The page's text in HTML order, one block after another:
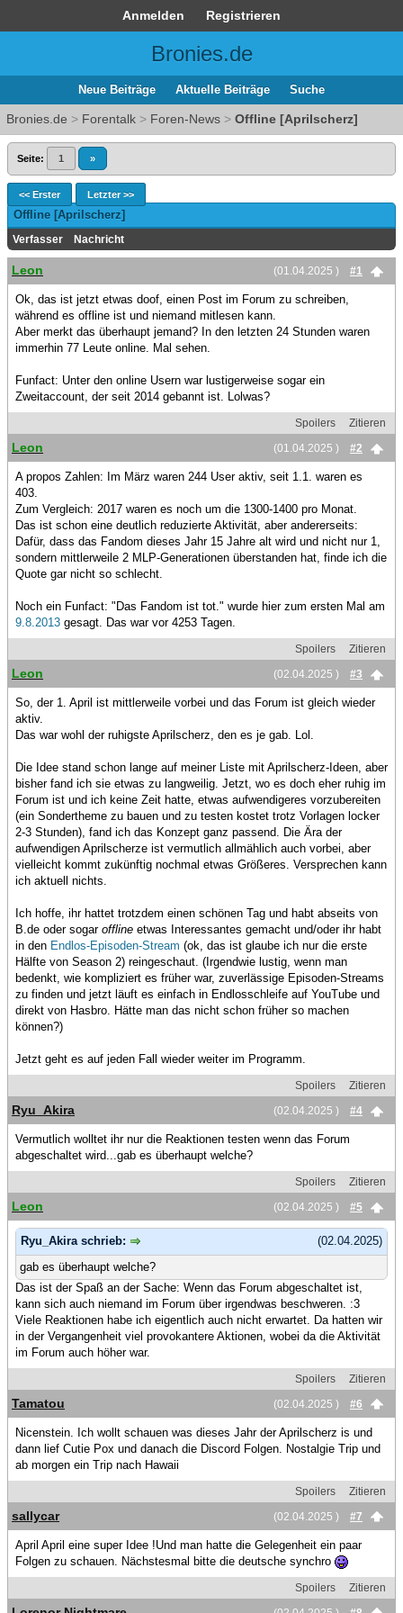
Anmelden Registrieren
Bronies.de
Neue Beiträge Aktuelle Beiträge Suche
Bronies.de > Forentalk > Foren-News > Offline [Aprilscherz]
Seite: 1 »
<< Erster Letzter >>
Offline [Aprilscherz]
Verfasser Nachricht
(01.04.2025 ) #1
Leon
Ok, das ist jetzt etwas doof, einen Post im Forum zu schreiben,
während es offline ist und niemand mitlesen kann.
Aber merkt das überhaupt jemand? In den letzten 24 Stunden waren
immerhin 77 Leute online. Mal sehen.
Funfact: Unter den online Usern war lustigerweise sogar ein
Zweitaccount, der seit 2014 gebannt ist. Lolwas?
Spoilers
Zitieren
(01.04.2025 )
#2
Leon
A propos Zahlen: Im März waren 244 User aktiv, seit 1.1. waren es
403.
Zum Vergleich: 2017 waren es noch um die 1300-1400 pro Monat.
Das ist schon eine deutlich reduzierte Aktivität, aber andererseits:
Dafür, dass das Fandom dieses Jahr 15 Jahre alt wird und nicht nur 1,
sondern mittlerweile 2 MLP-Generationen überstanden hat, finde ich die
Quote gar nicht so schlecht.
Noch ein Funfact: "Das Fandom ist tot." wurde hier zum ersten Mal am
9.8.2013 gesagt. Das war vor 4253 Tagen.
Spoilers
Zitieren
(02.04.2025 )
#3
Leon
So, der 1. April ist mittlerweile vorbei und das Forum ist gleich wieder
aktiv.
Das war wohl der ruhigste Aprilscherz, den es je gab. Lol.
Die Idee stand schon lange auf meiner Liste mit Aprilscherz-Ideen, aber
bisher fand ich sie etwas zu langweilig. Jetzt, wo es doch eher ruhig im
Forum ist und ich keine Zeit hatte, etwas aufwendigeres vorzubereiten
(ein Sondertheme zu bauen und zu testen kostet trotz Vorlagen locker
2-3 Stunden), fand ich das Konzept ganz passend. Die Ära der
aufwendigen Aprilscherze ist vermutlich allmählich auch vorbei, aber
vielleicht kommt zukünftig nochmal etwas Größeres. Versprechen kann
ich aktuell nichts.
Ich hoffe, ihr hattet trotzdem einen schönen Tag und habt abseits von
B.de oder sogar offline etwas Interessantes gemacht und/oder ihr habt
in den Endlos-Episoden-Stream (ok, das ist glaube ich nur die erste
Hälfte von Season 2) reingeschaut. (Irgendwie lustig, wenn man
bedenkt, wie kompliziert es früher war, zuverlässige Episoden-Streams
zu finden und jetzt läuft es einfach in Endlosschleife auf YouTube und
direkt von Hasbro. Hätte man das nicht schon früher so machen
können?)
Jetzt geht es auf jeden Fall wieder weiter im Programm.
Spoilers
Zitieren
(02.04.2025 )
#4
Ryu_Akira
Vermutlich wolltet ihr nur die Reaktionen testen wenn das Forum
abgeschaltet wird...gab es überhaupt welche?
Spoilers
Zitieren
(02.04.2025 )
#5
Leon
(02.04.2025)
Ryu_Akira schrieb:
gab es überhaupt welche?
Das ist der Spaß an der Sache: Wenn das Forum abgeschaltet ist,
kann sich auch niemand im Forum über irgendwas beschweren. :3
Viele Reaktionen habe ich eigentlich auch nicht erwartet. Da hatten wir
in der Vergangenheit viel provokantere Aktionen, wobei da die Aktivität
im Forum auch höher war.
Spoilers
Zitieren
(02.04.2025 )
#6
Tamatou
Nicenstein. Ich wollt schauen was dieses Jahr der Aprilscherz is und
dann lief Cutie Pox und danach die Discord Folgen. Nostalgie Trip und
ab morgen ein Trip nach Hawaii
Spoilers
Zitieren
(02.04.2025 )
#7
sallycar
April April eine super Idee !Und man hatte die Gelegenheit ein paar
Folgen zu schauen. Nächstesmal bitte die deutsche synchro
Spoilers
Zitieren